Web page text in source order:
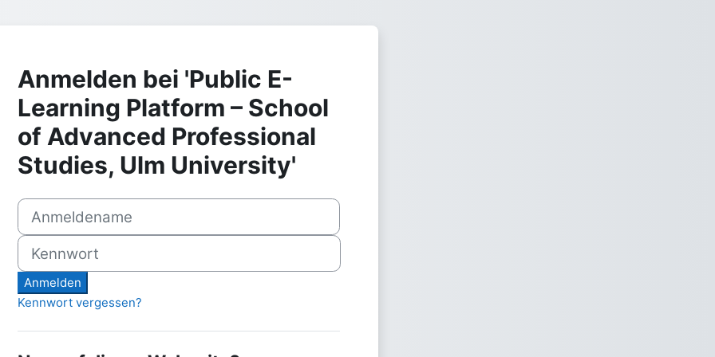
Anmelden bei 'Public E-
Learning Platform – School
of Advanced Professional
Studies, Ulm University'
Anmeldename
Kennwort
Anmelden
Kennwort vergessen?